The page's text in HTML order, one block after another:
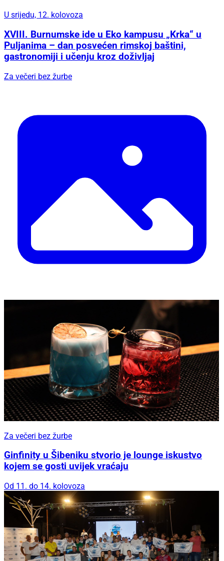
U srijedu, 12. kolovoza
XVIII. Burnumske ide u Eko kampusu „Krka“ u
Puljanima – dan posvećen rimskoj baštini,
gastronomiji i učenju kroz doživljaj
Za večeri bez žurbe
Za večeri bez žurbe
Ginfinity u Šibeniku stvorio je lounge iskustvo
kojem se gosti uvijek vraćaju
Od 11. do 14. kolovoza